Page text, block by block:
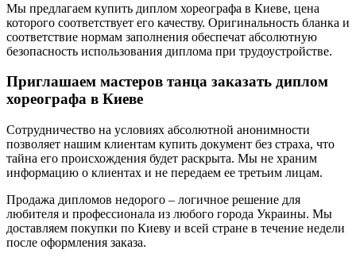
Мы предлагаем купить диплом хореографа в Киеве, цена
которого соответствует его качеству. Оригинальность бланка и
соответствие нормам заполнения обеспечат абсолютную
безопасность использования диплома при трудоустройстве.
Приглашаем мастеров танца заказать диплом
хореографа в Киеве
Сотрудничество на условиях абсолютной анонимности
позволяет нашим клиентам купить документ без страха, что
тайна его происхождения будет раскрыта. Мы не храним
информацию о клиентах и не передаем ее третьим лицам.
Продажа дипломов недорого – логичное решение для
любителя и профессионала из любого города Украины. Мы
доставляем покупки по Киеву и всей стране в течение недели
после оформления заказа.